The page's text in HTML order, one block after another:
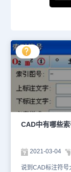
CAD中有哪些
2021-03-04
说到CAD标注符号